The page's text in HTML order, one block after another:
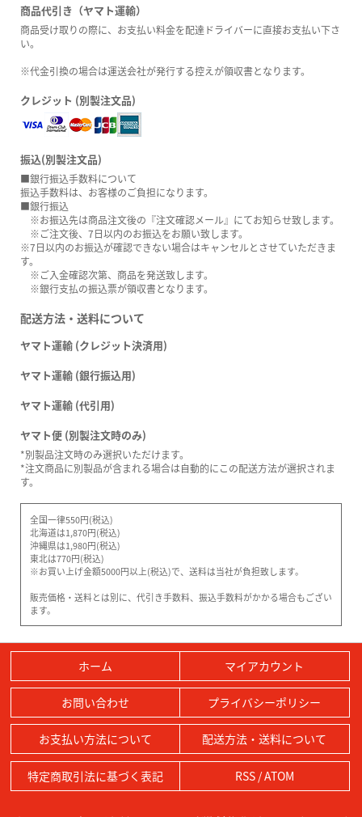
商品代引き（ヤマト運輸）
商品受け取りの際に、お支払い料金を配達ドライバーに直接お支払い下さ
い。
※代金引換の場合は運送会社が発行する控えが領収書となります。
クレジット (別製注文品)
振込(別製注文品)
■銀行振込手数料について
振込手数料は、お客様のご負担になります。
■銀行振込
※お振込先は商品注文後の『注文確認メール』にてお知らせ致します。
※ご注文後、7日以内のお振込をお願い致します。
※7日以内のお振込が確認できない場合はキャンセルとさせていただきま
す。
※ご入金確認次第、商品を発送致します。
※銀行支払の振込票が領収書となります。
配送方法・送料について
ヤマト運輸 (クレジット決済用)
ヤマト運輸 (銀行振込用)
ヤマト運輸 (代引用)
ヤマト便 (別製注文時のみ)
*別製品注文時のみ選択いただけます。
*注文商品に別製品が含まれる場合は自動的にこの配送方法が選択されま
す。
全国一律550円(税込)
北海道は1,870円(税込)
沖縄県は1,980円(税込)
東北は770円(税込)
※お買い上げ金額5000円以上(税込)で、送料は当社が負担致します。
販売価格・送料とは別に、代引き手数料、振込手数料がかかる場合もござい
ます。
ホーム マイアカウント
お問い合わせ プライバシーポリシー
お支払い方法について 配送方法・送料について
特定商取引法に基づく表記 RSS/ATOM